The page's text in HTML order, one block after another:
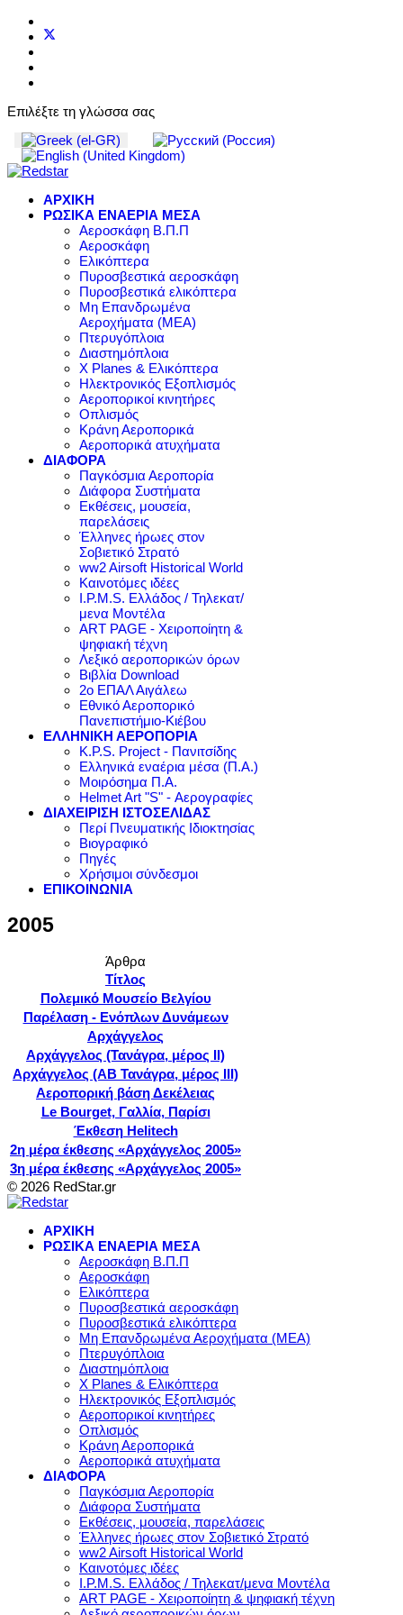
Επιλέξτε τη γλώσσα σας
ΑΡΧΙΚΗ
ΡΩΣΙΚΑ ΕΝΑΕΡΙΑ ΜΕΣΑ
Αεροσκάφη Β.Π.Π
Αεροσκάφη
Ελικόπτερα
Πυροσβεστικά αεροσκάφη
Πυροσβεστικά ελικόπτερα
Μη Επανδρωμένα
Αεροχήματα (ΜΕΑ)
Πτερυγόπλοια
Διαστημόπλοια
X Planes & Ελικόπτερα
Ηλεκτρονικός Εξοπλισμός
Αεροπορικοί κινητήρες
Οπλισμός
Κράνη Αεροπορικά
Αεροπορικά ατυχήματα
ΔΙΑΦΟΡΑ
Παγκόσμια Αεροπορία
Διάφορα Συστήματα
Εκθέσεις, μουσεία,
παρελάσεις
Έλληνες ήρωες στον
Σοβιετικό Στρατό
ww2 Airsoft Historical World
Καινοτόμες ιδέες
I.P.M.S. Ελλάδος / Τηλεκατ/
μενα Μοντέλα
ART PAGE - Χειροποίητη &
ψηφιακή τέχνη
Λεξικό αεροπορικών όρων
Βιβλία Download
2ο ΕΠΑΛ Αιγάλεω
Εθνικό Αεροπορικό
Πανεπιστήμιο-Κιέβου
ΕΛΛΗΝΙΚΗ ΑΕΡΟΠΟΡΙΑ
K.P.S. Project - Πανιτσίδης
Ελληνικά εναέρια μέσα (Π.Α.)
Μοιρόσημα Π.Α.
Helmet Art "S" - Αερογραφίες
ΔΙΑΧΕΙΡΙΣΗ ΙΣΤΟΣΕΛΙΔΑΣ
Περί Πνευματικής Ιδιοκτησίας
Βιογραφικό
Πηγές
Χρήσιμοι σύνδεσμοι
ΕΠΙΚΟΙΝΩΝΙΑ
2005
Άρθρα
Τίτλος
Πολεμικό Μουσείο Βελγίου
Παρέλαση - Ενόπλων Δυνάμεων
Αρχάγγελος
Αρχάγγελος (Τανάγρα, μέρος ΙΙ)
Αρχάγγελος (ΑΒ Τανάγρα, μέρος ΙΙΙ)
Αεροπορική βάση Δεκέλειας
Le Bourget, Γαλλία, Παρίσι
Έκθεση Helitech
2η μέρα έκθεσης «Αρχάγγελος 2005»
3η μέρα έκθεσης «Αρχάγγελος 2005»
© 2026 RedStar.gr
ΑΡΧΙΚΗ
ΡΩΣΙΚΑ ΕΝΑΕΡΙΑ ΜΕΣΑ
Αεροσκάφη Β.Π.Π
Αεροσκάφη
Ελικόπτερα
Πυροσβεστικά αεροσκάφη
Πυροσβεστικά ελικόπτερα
Μη Επανδρωμένα Αεροχήματα (ΜΕΑ)
Πτερυγόπλοια
Διαστημόπλοια
X Planes & Ελικόπτερα
Ηλεκτρονικός Εξοπλισμός
Αεροπορικοί κινητήρες
Οπλισμός
Κράνη Αεροπορικά
Αεροπορικά ατυχήματα
ΔΙΑΦΟΡΑ
Παγκόσμια Αεροπορία
Διάφορα Συστήματα
Εκθέσεις, μουσεία, παρελάσεις
Έλληνες ήρωες στον Σοβιετικό Στρατό
ww2 Airsoft Historical World
Καινοτόμες ιδέες
I.P.M.S. Ελλάδος / Τηλεκατ/μενα Μοντέλα
ART PAGE - Χειροποίητη & ψηφιακή τέχνη